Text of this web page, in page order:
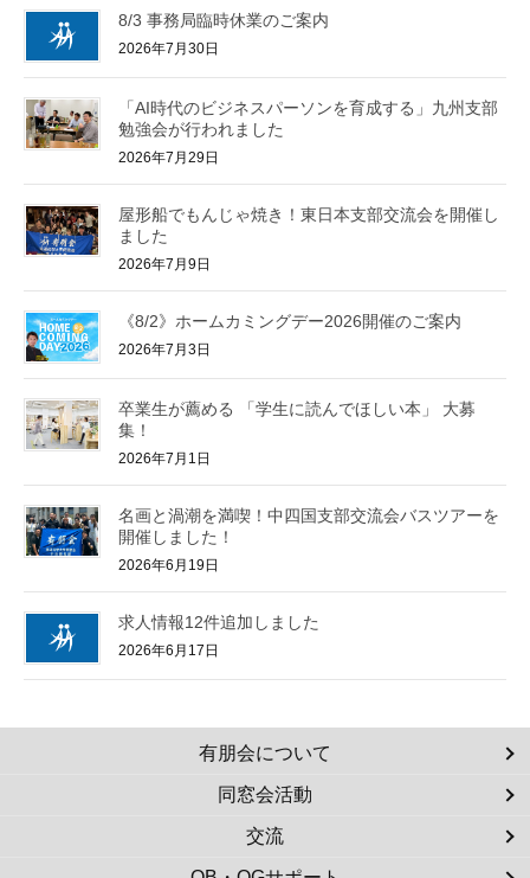
8/3 事務局臨時休業のご案内
2026年7月30日
「AI時代のビジネスパーソンを育成する」九州支部
勉強会が行われました
2026年7月29日
屋形船でもんじゃ焼き！東日本支部交流会を開催し
ました
2026年7月9日
《8/2》ホームカミングデー2026開催のご案内
2026年7月3日
卒業生が薦める 「学生に読んでほしい本」 大募
集！
2026年7月1日
名画と渦潮を満喫！中四国支部交流会バスツアーを
開催しました！
2026年6月19日
求人情報12件追加しました
2026年6月17日
有朋会について
同窓会活動
交流